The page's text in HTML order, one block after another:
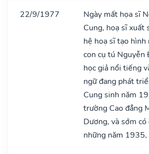
22/9/1977
Ngày mất họa sĩ
Cung, hoạ sĩ xuất
hệ hoạ sĩ tạo hình
con cụ tú Nguyễn
học giả nổi tiếng
ngữ đang phát
Cung sinh năm
trường Cao đẳng
Dương, và sớm
những năm